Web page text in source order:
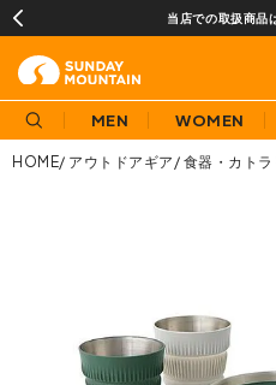
当店での取扱商品
MEN WOMEN
HOME アウトドアギア 食器・カトラ